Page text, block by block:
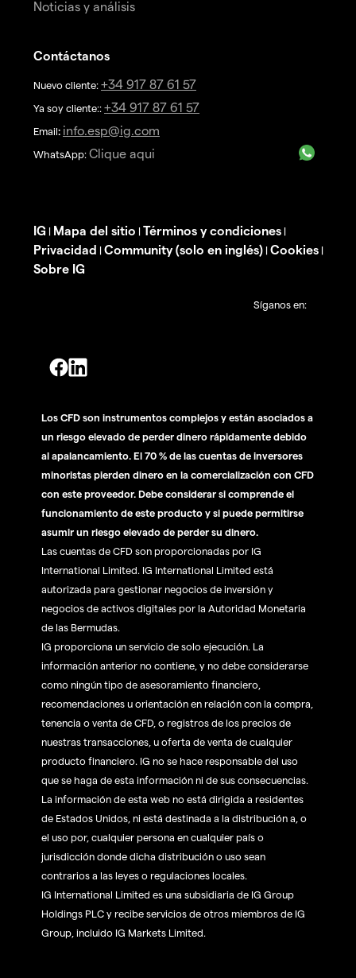
Noticias y análisis
Contáctanos
Nuevo cliente: +34 917 87 61 57
Ya soy cliente:: +34 917 87 61 57
Email: info.esp@ig.com
WhatsApp: Clique aqui
IG | Mapa del sitio | Términos y condiciones |
Privacidad | Community (solo en inglés) | Cookies |
Sobre IG
Síganos en:
Los CFD son instrumentos complejos y están asociados a
un riesgo elevado de perder dinero rápidamente debido
al apalancamiento. El 70 % de las cuentas de inversores
minoristas pierden dinero en la comercialización con CFD
con este proveedor. Debe considerar si comprende el
funcionamiento de este producto y si puede permitirse
asumir un riesgo elevado de perder su dinero.
Las cuentas de CFD son proporcionadas por IG
International Limited. IG International Limited está
autorizada para gestionar negocios de inversión y
negocios de activos digitales por la Autoridad Monetaria
de las Bermudas.
IG proporciona un servicio de solo ejecución. La
información anterior no contiene, y no debe considerarse
como ningún tipo de asesoramiento financiero,
recomendaciones u orientación en relación con la compra,
tenencia o venta de CFD, o registros de los precios de
nuestras transacciones, u oferta de venta de cualquier
producto financiero. IG no se hace responsable del uso
que se haga de esta información ni de sus consecuencias.
La información de esta web no está dirigida a residentes
de Estados Unidos, ni está destinada a la distribución a, o
el uso por, cualquier persona en cualquier país o
jurisdicción donde dicha distribución o uso sean
contrarios a las leyes o regulaciones locales.
IG International Limited es una subsidiaria de IG Group
Holdings PLC y recibe servicios de otros miembros de IG
Group, incluido IG Markets Limited.